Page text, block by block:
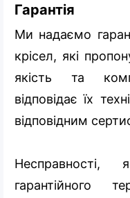
Гарантія
Ми надаємо
крісел, які
якість та
відповідає їх
відповідним
гарантійного